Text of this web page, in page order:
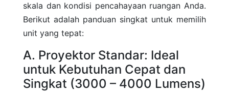
skala dan kondisi pencahayaan ruangan Anda.
Berikut adalah panduan singkat untuk memilih
unit yang tepat:
A. Proyektor Standar: Ideal
untuk Kebutuhan Cepat dan
Singkat (3000 – 4000 Lumens)